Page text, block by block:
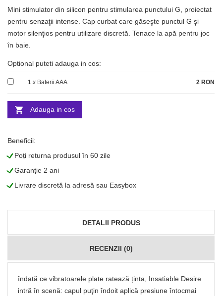
Mini stimulator din silicon pentru stimularea punctului G, proiectat
pentru senzaţii intense. Cap curbat care găseşte punctul G şi
motor silenţios pentru utilizare discretă. Tenace la apă pentru joc
în baie.
Optional puteti adauga in cos:
1x Baterii AAA 2 RON
Adauga in cos
Beneficii:
LPoți returna produsul în 60 zile
LGaranție 2 ani
LLivrare discretă la adresă sau Easybox
DETALII PRODUS
RECENZII (0)
îndată ce vibratoarele plate ratează ținta, Insatiable Desire
intră în scenă: capul puţin îndoit aplică presiune întocmai